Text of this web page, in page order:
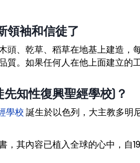
領袖和信徒了
頭、乾草、稻草在地基上建造
質。如果任何人在他上面建立的
先知性復興聖經學校)？
學校 誕生於以色列，大主教多明
，其內容已植入全球的心中，自